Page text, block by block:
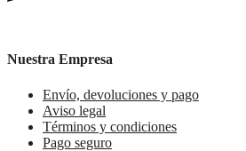
Nuestra Empresa
Envío, devoluciones y pago
Aviso legal
Términos y condiciones
Pago seguro